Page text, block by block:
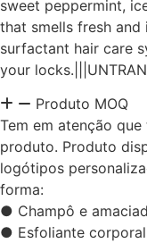
sweet peppermint,
that smells fresh
surfactant hair care
your locks.
Produto MOQ
Tem em atenção
produto. Produto
logótipos
forma:
● Champô e
● Esfoliante